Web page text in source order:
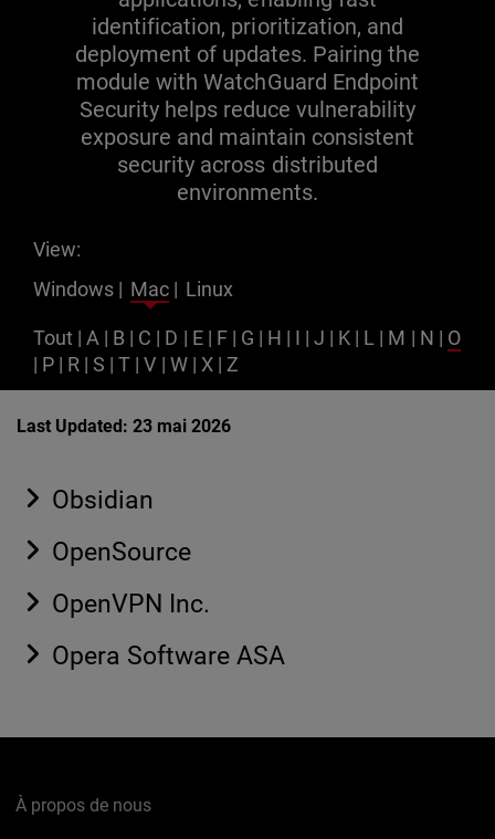
identification, prioritization, and
deployment of updates. Pairing the
module with WatchGuard Endpoint
Security helps reduce vulnerability
exposure and maintain consistent
security across distributed
environments.
View:
Windows | Mac | Linux
Tout | A | B | C | D | E | F | G | H | I |J | K | L | M | N | O
| P | R |S |T |V | W | X | Z
Last Updated: 23 mai 2026
Obsidian
OpenSource
OpenVPN Inc.
Opera Software ASA
À propos de nous